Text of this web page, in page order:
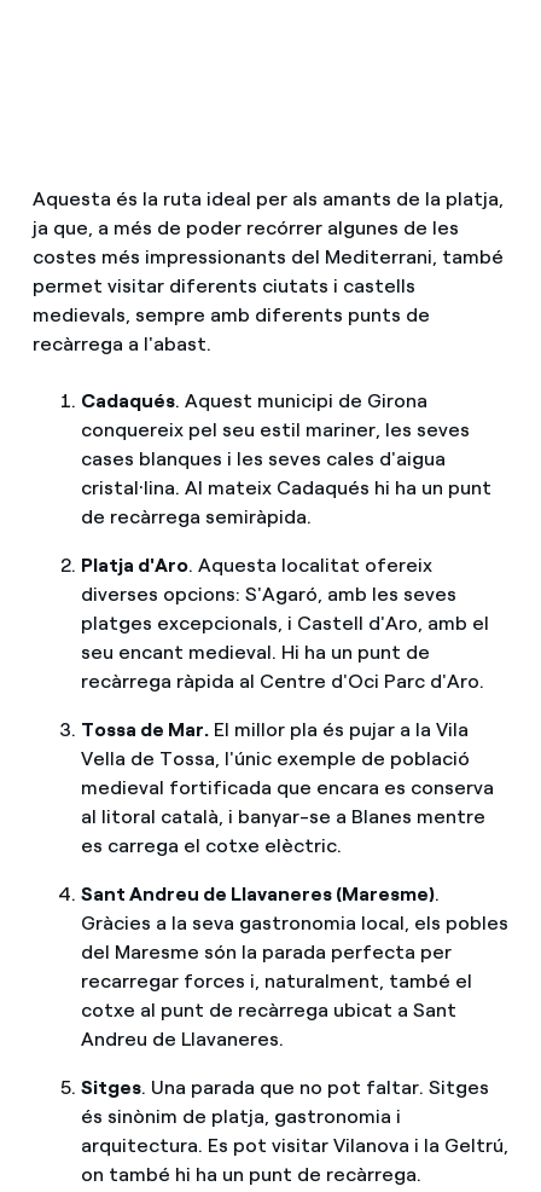
Aquesta és la ruta ideal per als amants de la platja,
ja que, a més de poder recórrer algunes de les
costes més impressionants del Mediterrani, també
permet visitar diferents ciutats i castells
medievals, sempre amb diferents punts de
recàrrega a l'abast.
Cadaqués. Aquest municipi de Girona
conquereix pel seu estil mariner, les seves
cases blanques i les seves cales d'aigua
cristal·lina. Al mateix Cadaqués hi ha un punt
de recàrrega semiràpida.
Platja d'Aro. Aquesta localitat ofereix
diverses opcions: S'Agaró, amb les seves
platges excepcionals, i Castell d'Aro, amb el
seu encant medieval. Hi ha un punt de
recàrrega ràpida al Centre d'Oci Parc d'Aro.
Tossa de Mar.El millor pla és pujar a la Vila
Vella de Tossa, l'únic exemple de població
medieval fortificada que encara es conserva
al litoral català, i banyar-se a Blanes mentre
es carrega el cotxe elèctric.
Sant Andreu de Llavaneres (Maresme).
Gràcies a la seva gastronomia local, els pobles
del Maresme són la parada perfecta per
recarregar forces i, naturalment, també el
cotxe al punt de recàrrega ubicat a Sant
Andreu de Llavaneres.
Sitges. Una parada que no pot faltar. Sitges
és sinònim de platja, gastronomia i
arquitectura. Es pot visitar Vilanova i la Geltrú,
on també hi ha un punt de recàrrega.